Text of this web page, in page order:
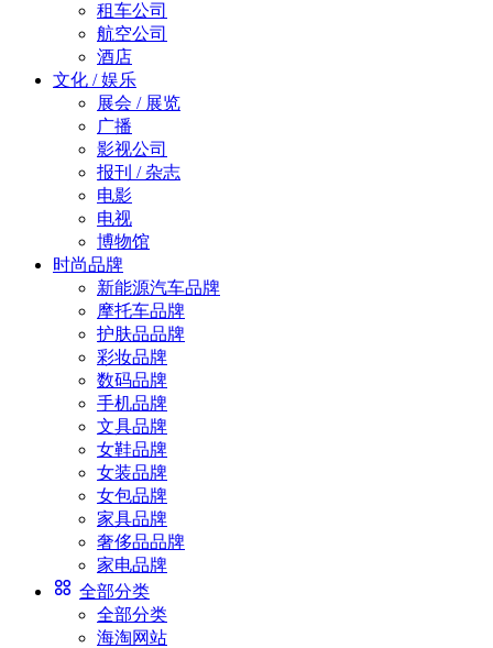
租车公司
航空公司
酒店
文化 / 娱乐
展会 / 展览
广播
影视公司
报刊 / 杂志
电影
电视
博物馆
时尚品牌
新能源汽车品牌
摩托车品牌
护肤品品牌
彩妆品牌
数码品牌
手机品牌
文具品牌
女鞋品牌
女装品牌
女包品牌
家具品牌
奢侈品品牌
家电品牌
全部分类
全部分类
海淘网站